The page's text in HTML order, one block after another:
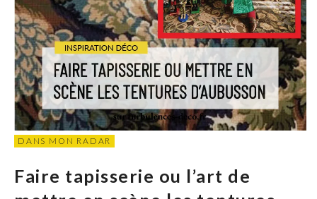
DANS MON RADAR
Faire tapisserie ou l’art de